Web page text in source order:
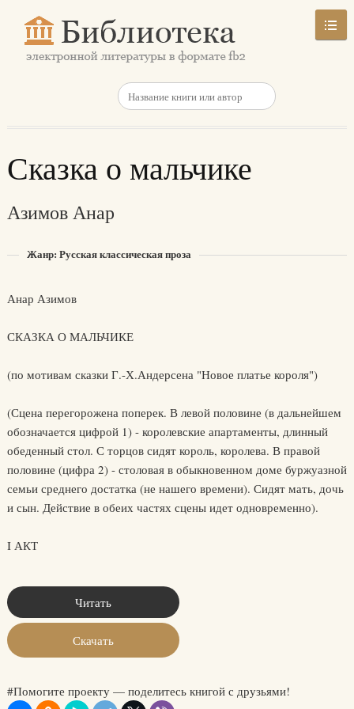
Сказка о мальчике
Азимов Анар
Жанр: Русская классическая проза
Анар Азимов
СКАЗКА О МАЛЬЧИКЕ
(по мотивам сказки Г.-Х.Андерсена "Новое платье короля")
(Сцена перегорожена поперек. В левой половине (в дальнейшем
обозначается цифрой 1) - королевские апартаменты, длинный
обеденный стол. С торцов сидят король, королева. В правой
половине (цифра 2) - столовая в обыкновенном доме буржуазной
семьи среднего достатка (не нашего времени). Сидят мать, дочь
и сын. Действие в обеих частях сцены идет одновременно).
I АКТ
Читать
Скачать
#Помогите проекту — поделитесь книгой с друзьями!